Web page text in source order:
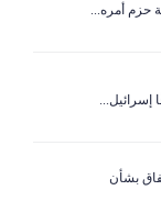
حزم أمره...
بشأن